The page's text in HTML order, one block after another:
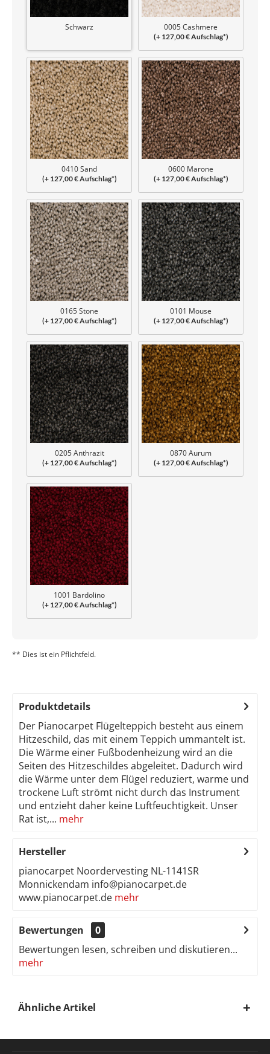
Schwarz 0005 Cashmere
(+ 127,00 € Aufschlag*)
0410 Sand
(+ 127,00 € Aufschlag*)
0600 Marone
(+ 127,00 € Aufschlag*)
0165 Stone
(+ 127,00 € Aufschlag*)
0101 Mouse
(+ 127,00 € Aufschlag*)
0205 Anthrazit
(+ 127,00 € Aufschlag*)
0870 Aurum
(+ 127,00 € Aufschlag*)
1001 Bardolino
(+ 127,00 € Aufschlag*)
** Dies ist ein Pflichtfeld.
Produktdetails
Der Pianocarpet Flügelteppich besteht aus einem
Hitzeschild, das mit einem Teppich ummantelt ist.
Die Wärme einer Fußbodenheizung wird an die
Seiten des Hitzeschildes abgeleitet. Dadurch wird
die Wärme unter dem Flügel reduziert, warme und
trockene Luft strömt nicht durch das Instrument
und entzieht daher keine Luftfeuchtigkeit. Unser
Rat ist,... mehr
Hersteller
pianocarpet Noordervesting NL-1141SR
Monnickendam info@pianocarpet.de
www.pianocarpet.de mehr
Bewertungen
0
Bewertungen lesen, schreiben und diskutieren...
mehr
Ähnliche Artikel